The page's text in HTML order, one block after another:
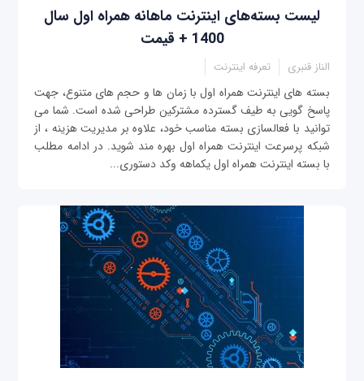
لیست بسته‌های اینترنت ماهانه همراه اول سال
1400 + قیمت
الناز قنبری تعرفه اینترنت
بسته های اینترنت همراه اول با زمان ها و حجم های متنوع، جهت
پاسخ گویی به طیف گسترده مشترکین طراحی شده است. شما می
توانید با فعالسازی بسته مناسب خود، علاوه بر مدیریت هزینه ، از
شبکه پرسرعت اینترنت همراه اول بهره مند شوید. در ادامه مطلب
با بسته اینترنت همراه اول یکماهه وکد دستوری...